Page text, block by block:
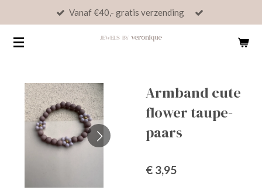
naar
Vanaf €40,- gratis verzending
Armband cute
flower taupe-
paars
€ 3,95